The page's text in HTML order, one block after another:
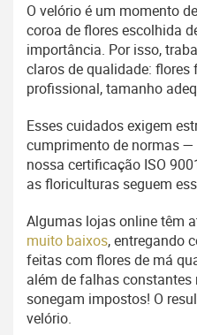
O velório é um momento
coroa de flores escolhida
importância. Por isso,
claros de qualidade: flores
profissional, tamanho
Esses cuidados exigem
cumprimento de normas
nossa certificação ISO
as floriculturas seguem
Algumas lojas online têm
muito baixos, entregando
feitas com flores de má
além de falhas
sonegam impostos! O
velório.